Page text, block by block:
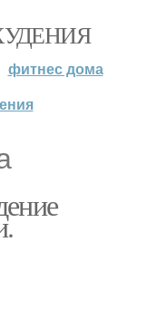
фитнес дома